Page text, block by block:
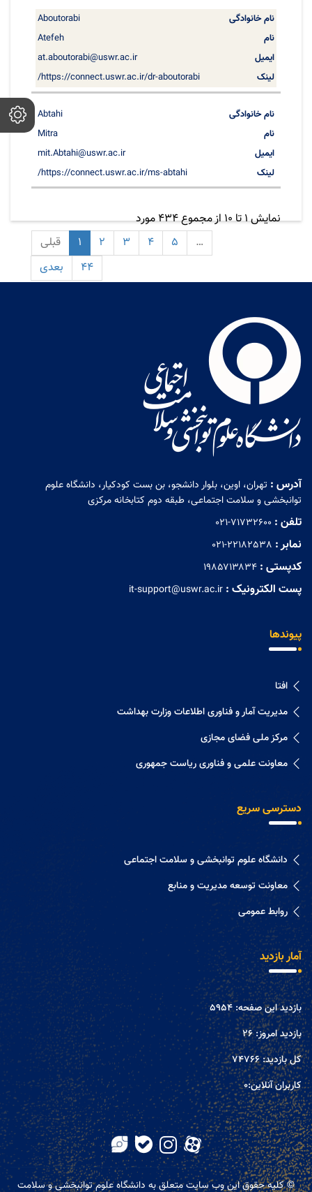
Aboutorabi
Atefeh
at.aboutorabi@uswr.ac.ir
https://connect.uswr.ac.ir/dr-aboutorabi/
Abtahi
Mitra
mit.Abtahi@uswr.ac.ir
https://connect.uswr.ac.ir/ms-abtahi/
نمایش 1 تا 10 از مجموع 434 مورد
قبلی
1 2 3 4 5
…
44
بعدی
آدرس : تهران، اوین، بلوار دانشجو، بن بست کودکیار، دانشگاه علوم
توانبخشی و سلامت اجتماعی، طبقه دوم کتابخانه مرکزی
تلفن : 021-71732600
نمابر : 021-22182538
کدپستی : ۱۹۸۵۷۱۳۸۳۴
پست الکترونیک : it-support@uswr.ac.ir
پیوندها
افتا
مدیریت آمار و فناوری اطلاعات وزارت بهداشت
مرکز ملی فضای مجازی
معاونت علمی و فناوری ریاست جمهوری
دسترسی سریع
دانشگاه علوم توانبخشی و سلامت اجتماعی
معاونت توسعه مدیریت و منابع
روابط عمومی
آمار بازدید
بازدید این صفحه:5954
بازدید امروز:26
کل بازدید:74766
کاربران آنلاین:0
© کلیه حقوق این وب سایت متعلق به دانشگاه علوم توانبخشی و سلامت